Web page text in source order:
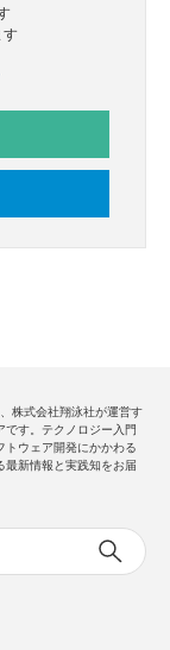
す
株式会社翔泳社が運営す
です。テクノロジー入門
ウェア開発にかかわる
新情報と実践知をお届